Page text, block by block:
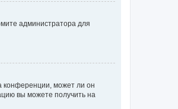
администратора для
конференции, может ли он
вы можете получить на